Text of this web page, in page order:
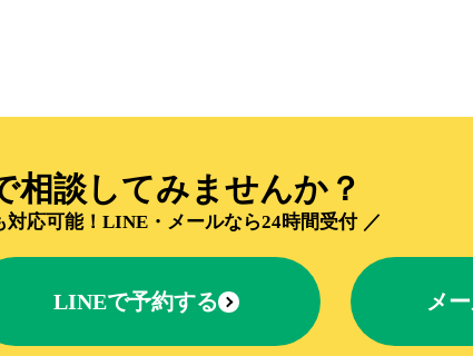
相談してみませんか？
応可能！ LINE・メールなら24時間受付
LINEで予約する メ